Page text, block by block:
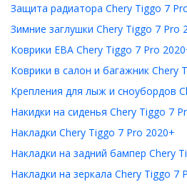
Защита радиатора Chery Tiggo 7
Зимние заглушки Chery Tiggo 7 Pro
Коврики ЕВА Chery Tiggo 7 Pro
Коврики в салон и багажник Chery
Крепления для лыж и сноубордов
Накидки на сиденья Chery Tiggo 7
Накладки Chery Tiggo 7 Pro 2020+
Накладки на задний бампер Chery
Накладки на зеркала Chery Tiggo 7